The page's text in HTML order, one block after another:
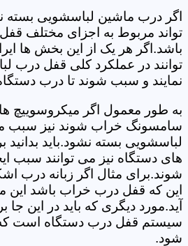
اگر درب ماشین لباسشویی بسته
تواند مربوط به اجزای مختلف
باشد.اگر هر یک از این بخش ها
توانند در عملکرد کلی قفل درب
نمایند و سبب شوند تا درب
به طور معمول اگر میکروسوییچ
سامسونگ خراب شوند نیز سبب
لباسشویی بسته نشود.باید
های دستگاه نیز می توانند سبب
شوند.برای مثال اگر زبانه درب
این که قفل درب خراب باشد این
آید.مورد دیگری که باید در این
سیستم قفل درب دستگاه است
شود.